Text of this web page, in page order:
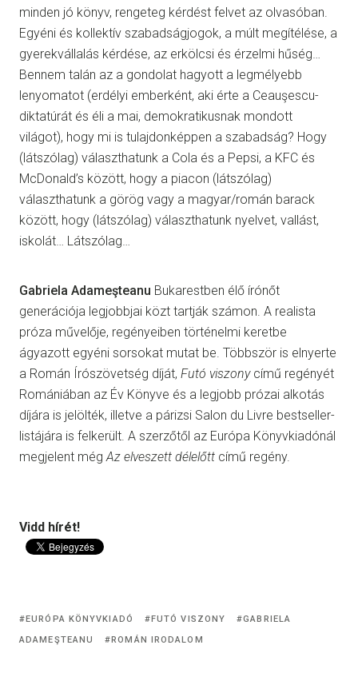
minden jó könyv, rengeteg kérdést felvet az olvasóban.
Egyéni és kollektív szabadságjogok, a múlt megítélése, a
gyerekvállalás kérdése, az erkölcsi és érzelmi hűség…
Bennem talán az a gondolat hagyott a legmélyebb
lenyomatot (erdélyi emberként, aki érte a Ceauşescu-
diktatúrát és éli a mai, demokratikusnak mondott
világot), hogy mi is tulajdonképpen a szabadság? Hogy
(látszólag) választhatunk a Cola és a Pepsi, a KFC és
McDonald’s között, hogy a piacon (látszólag)
választhatunk a görög vagy a magyar/román barack
között, hogy (látszólag) választhatunk nyelvet, vallást,
iskolát… Látszólag…
Gabriela Adameşteanu Bukarestben élő írónőt
generációja legjobbjai közt tartják számon. A realista
próza művelője, regényeiben történelmi keretbe
ágyazott egyéni sorsokat mutat be. Többször is elnyerte
a Román Írószövetség díját, Futó viszonycímű regényét
Romániában az Év Könyve és a legjobb prózai alkotás
díjára is jelölték, illetve a párizsi Salon du Livre bestseller-
listájára is felkerült. A szerzőtől az Európa Könyvkiadónál
megjelent még Az elveszett délelőtt című regény.
Vidd hírét!
EURÓPA KÖNYVKIADÓ FUTÓ VISZONY
GABRIELA
ADAMEŞTEANU
ROMÁN IRODALOM